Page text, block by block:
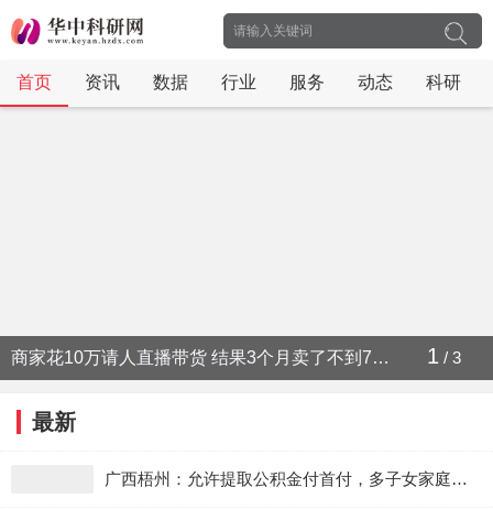
首页 资讯 数据 行业 服务 动态 科研
科学家发现地球每天时间在缩短：今年6月29日为迄今最短地球日2 / 3
最新
广西梧州：允许提取公积金付首付，多子女家庭买首套房公积金最高贷40万元